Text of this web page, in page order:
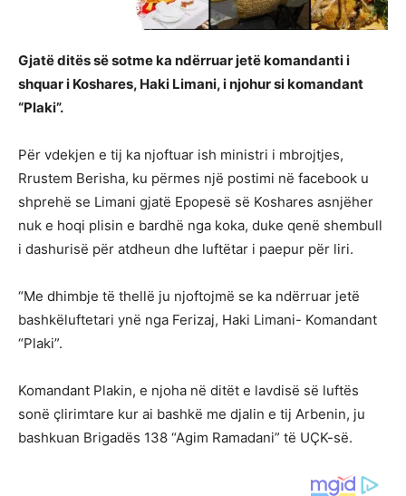
Gjatë ditës së sotme ka ndërruar jetë komandanti i
shquar i Koshares, Haki Limani, i njohur si komandant
“Plaki”.
Për vdekjen e tij ka njoftuar ish ministri i mbrojtjes,
Rrustem Berisha, ku përmes një postimi në facebook u
shprehë se Limani gjatë Epopesë së Koshares asnjëher
nuk e hoqi plisin e bardhë nga koka, duke qenë shembull
i dashurisë për atdheun dhe luftëtar i paepur për liri.
“Me dhimbje të thellë ju njoftojmë se ka ndërruar jetë
bashkëluftetari ynë nga Ferizaj, Haki Limani- Komandant
“Plaki”.
Komandant Plakin, e njoha në ditët e lavdisë së luftës
sonë çlirimtare kur ai bashkë me djalin e tij Arbenin, ju
bashkuan Brigadës 138 “Agim Ramadani” të UÇK-së.